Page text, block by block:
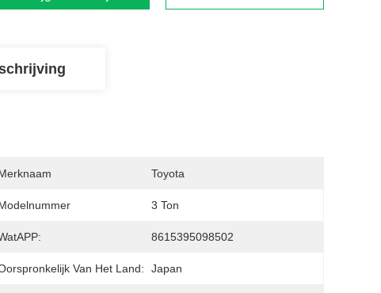
Toyota
3 Ton
8615395098502
Van Het Land: Japan